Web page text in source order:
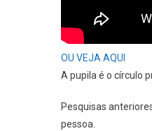
OU VEJA AQUI
A pupila é o círculo
Pesquisas
pessoa.